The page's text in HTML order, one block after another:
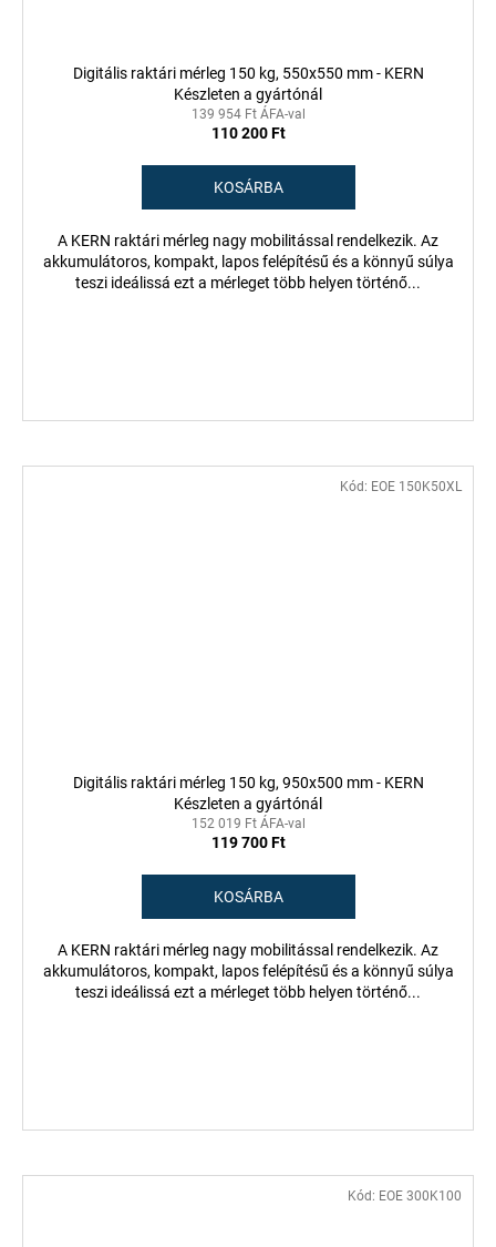
Digitális raktári mérleg 150 kg, 550x550 mm - KERN
Készleten a gyártónál
139 954 Ft ÁFA-val
110 200 Ft
KOSÁRBA
A KERN raktári mérleg nagy mobilitással rendelkezik. Az
akkumulátoros, kompakt, lapos felépítésű és a könnyű súlya
teszi ideálissá ezt a mérleget több helyen történő...
Digitális raktári mérleg 150 kg, 950x500 mm - KERN
Készleten a gyártónál
152 019 Ft ÁFA-val
119 700 Ft
KOSÁRBA
A KERN raktári mérleg nagy mobilitással rendelkezik. Az
akkumulátoros, kompakt, lapos felépítésű és a könnyű súlya
teszi ideálissá ezt a mérleget több helyen történő...
Kód: EOE 150K50XL
Kód: EOE 300K100